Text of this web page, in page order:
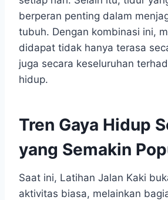
berperan penting dalam
tubuh. Dengan kombinasi ini,
didapat tidak hanya terasa
juga secara keseluruhan
hidup.
Tren Gaya Hidup
yang Semakin
Saat ini, Latihan Jalan Kaki
aktivitas biasa, melainkan